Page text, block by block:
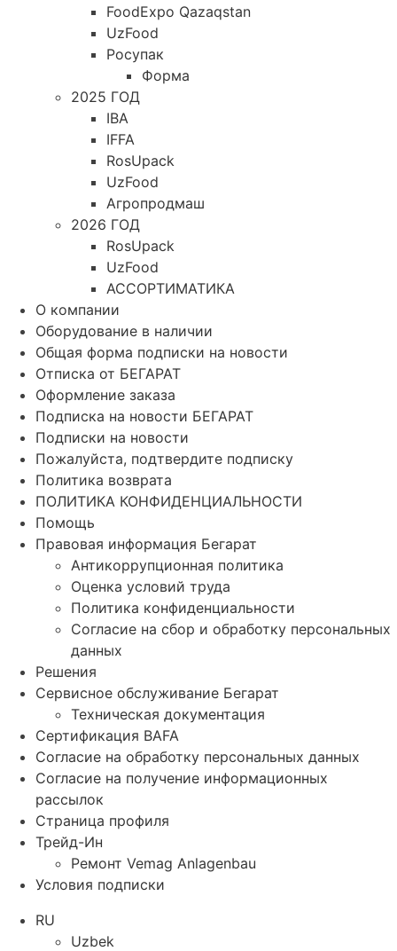
FoodExpo Qazaqstan
UzFood
Росупак
Форма
2025 ГОД
IBA
IFFA
RosUpack
UzFood
Агропродмаш
2026 ГОД
RosUpack
UzFood
АССОРТИМАТИКА
О компании
Оборудование в наличии
Общая форма подписки на новости
Отписка от БЕГАРАТ
Оформление заказа
Подписка на новости БЕГАРАТ
Подписки на новости
Пожалуйста, подтвердите подписку
Политика возврата
ПОЛИТИКА КОНФИДЕНЦИАЛЬНОСТИ
Помощь
Правовая информация Бегарат
Антикоррупционная политика
Оценка условий труда
Политика конфиденциальности
Согласие на сбор и обработку персональных
данных
Решения
Сервисное обслуживание Бегарат
Техническая документация
Сертификация BAFA
Согласие на обработку персональных данных
Согласие на получение информационных
рассылок
Страница профиля
Трейд-Ин
Ремонт Vemag Anlagenbau
Условия подписки
RU
Uzbek